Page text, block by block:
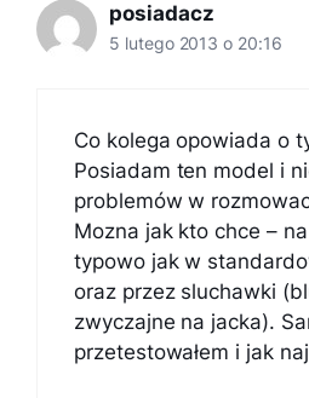
posiadacz
5 lutego 2013 o 20:16
Co kolega opowiada o
Posiadam ten model i
problemów w
Mozna jak kto chce – na
typowo jak w
oraz przez sluchawki
zwyczajne na jacka).
przetestowałem i jak